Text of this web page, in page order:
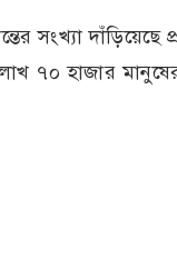
সংখ্যা দাঁড়িয়েছে
৭০ হাজার